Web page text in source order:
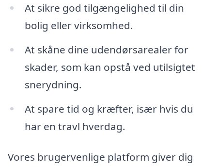
At sikre god tilgængelighed til din
bolig eller virksomhed.
At skåne dine udendørsarealer for
skader, som kan opstå ved utilsigtet
snerydning.
At spare tid og kræfter, især hvis du
har en travl hverdag.
Vores brugervenlige platform giver dig